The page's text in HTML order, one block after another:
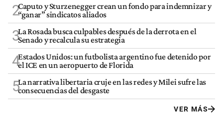
2Caputo y Sturzenegger crean un fondo para indemnizar y
“ganar” sindicatos aliados
3La Rosada busca culpables después de la derrota en el
Senado y recalcula su estrategia
4Estados Unidos: un futbolista argentino fue detenido por
el ICE en un aeropuerto de Florida
5La narrativa libertaria cruje en las redes y Milei sufre las
consecuencias del desgaste
VER MÁS